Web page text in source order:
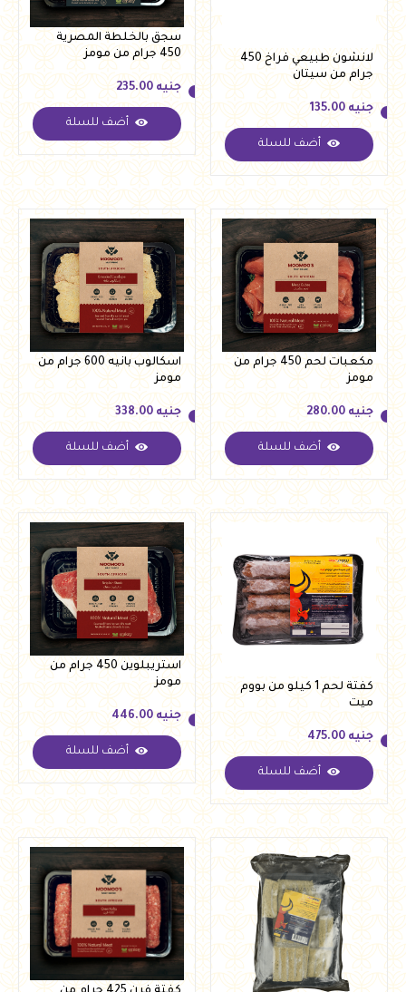
لانشون طبيعي فراخ 450
جرام من سيتان
جنيه
جنيه 135.00
أضف للسلة
سجق بالخلطة المصرية
450 جرام من مومز
جنيه 235.00
جنيه 235.00
أضف للسلة
مكعبات لحم 450 جرام من
مومز
جنيه 280.00
جنيه 280.00
أضف للسلة
اسكالوب بانيه 600 جرام من
مومز
جنيه 338.00
جنيه 338.00
أضف للسلة
كفتة لحم 1 كيلو من بووم
ميت
جنيه 475.00
جنيه 475.00
أضف للسلة
استريبلوين 450 جرام من
مومز
جنيه 446.00
جنيه 446.00
أضف للسلة